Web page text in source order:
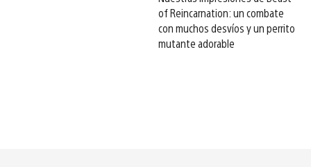
of Reincarnation: un combate
con muchos desvíos y un perrito
mutante adorable